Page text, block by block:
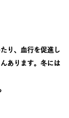
り、血行を促進し
あります。冬には